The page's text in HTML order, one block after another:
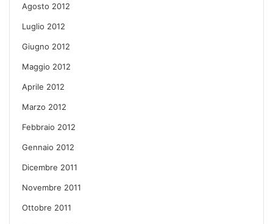
Agosto 2012
Luglio 2012
Giugno 2012
Maggio 2012
Aprile 2012
Marzo 2012
Febbraio 2012
Gennaio 2012
Dicembre 2011
Novembre 2011
Ottobre 2011